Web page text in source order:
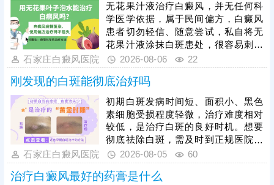
无花果汁液治疗白癜风，并无任何科
学医学依据，属于民间偏方，白癜风
患者切勿轻信、随意尝试，私自将无
花果汁液涂抹白斑患处，很容易刺激
脆弱的皮损肌肤，引发过敏、炎症，
诱发皮肤同形反应，导致白斑扩散、
病情加重，同时还会耽误正规治疗时
机。临床中308准分子激光、黑色素
种植是治疗白癜风的成熟有效手段，
适配不同病情患者。白癜风恢复周期
较长，患者需摒弃偏方，坚持规范科
学治疗，同时做好日常皮肤防护、作
息饮食调理，稳定病情，助力白斑逐
步复色。
石家庄白癜风医院 2026-08-06 22
刚发现的白斑能彻底治好吗
初期白斑发病时间短、面积小、黑色
素细胞受损程度轻微，治疗难度相对
较低，是治疗白斑的良好时机。想要
彻底祛除白斑，需及时到正规医院检
查确诊，明确发病根源，杜绝偏方、
对症的治疗手段修复受损黑色素细
石家庄白癜风医院 2026-08-05 60
治疗白癜风最好的药膏是什么